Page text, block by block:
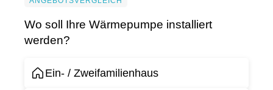
Wo soll Ihre Wärmepumpe installiert
werden?
Ein- / Zweifamilienhaus